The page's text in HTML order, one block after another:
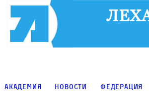
Академия Новости Федерация